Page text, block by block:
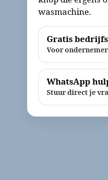
wasmachine.
Gratis
Voor
WhatsApp
Stuur direct je